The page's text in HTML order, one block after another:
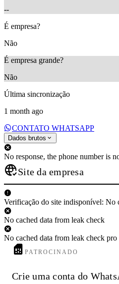
--
É empresa?
Não
É empresa grande?
Não
Última sincronização
1 month ago
CONTATO WHATSAPP
Dados brutos
No response, the phone number is
Site da empresa
Verificação do site indisponível: No
No cached data from leak check
No cached data from leak check pro
PATROCINADO
Crie uma conta do